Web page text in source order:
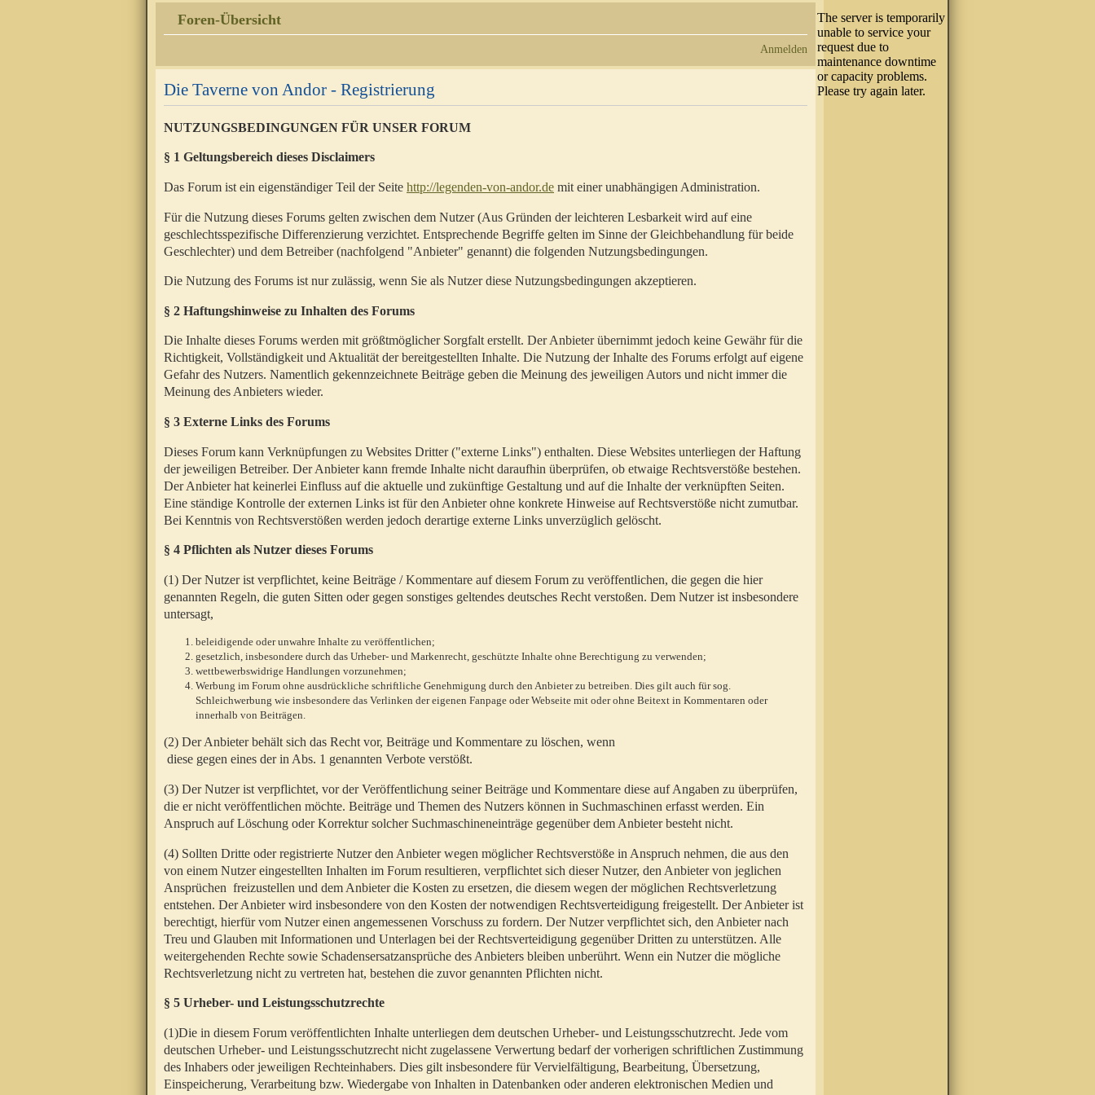
Foren-Übersicht
Anmelden
Die Taverne von Andor - Registrierung
NUTZUNGSBEDINGUNGEN FÜR UNSER FORUM
§ 1 Geltungsbereich dieses Disclaimers
Das Forum ist ein eigenständiger Teil der Seite http://legenden-von-andor.de mit einer unabhängigen Administration.
Für die Nutzung dieses Forums gelten zwischen dem Nutzer (Aus Gründen der leichteren Lesbarkeit wird auf eine
geschlechtsspezifische Differenzierung verzichtet. Entsprechende Begriffe gelten im Sinne der Gleichbehandlung für beide
Geschlechter) und dem Betreiber (nachfolgend "Anbieter" genannt) die folgenden Nutzungsbedingungen.
Die Nutzung des Forums ist nur zulässig, wenn Sie als Nutzer diese Nutzungsbedingungen akzeptieren.
§ 2 Haftungshinweise zu Inhalten des Forums
Die Inhalte dieses Forums werden mit größtmöglicher Sorgfalt erstellt. Der Anbieter übernimmt jedoch keine Gewähr für die
Richtigkeit, Vollständigkeit und Aktualität der bereitgestellten Inhalte. Die Nutzung der Inhalte des Forums erfolgt auf eigene
Gefahr des Nutzers. Namentlich gekennzeichnete Beiträge geben die Meinung des jeweiligen Autors und nicht immer die
Meinung des Anbieters wieder.
§ 3 Externe Links des Forums
Dieses Forum kann Verknüpfungen zu Websites Dritter ("externe Links") enthalten. Diese Websites unterliegen der Haftung
der jeweiligen Betreiber. Der Anbieter kann fremde Inhalte nicht daraufhin überprüfen, ob etwaige Rechtsverstöße bestehen.
Der Anbieter hat keinerlei Einfluss auf die aktuelle und zukünftige Gestaltung und auf die Inhalte der verknüpften Seiten.
Eine ständige Kontrolle der externen Links ist für den Anbieter ohne konkrete Hinweise auf Rechtsverstöße nicht zumutbar.
Bei Kenntnis von Rechtsverstößen werden jedoch derartige externe Links unverzüglich gelöscht.
§ 4 Pflichten als Nutzer dieses Forums
(1) Der Nutzer ist verpflichtet, keine Beiträge / Kommentare auf diesem Forum zu veröffentlichen, die gegen die hier
genannten Regeln, die guten Sitten oder gegen sonstiges geltendes deutsches Recht verstoßen. Dem Nutzer ist insbesondere
untersagt,
beleidigende oder unwahre Inhalte zu veröffentlichen;
gesetzlich, insbesondere durch das Urheber- und Markenrecht, geschützte Inhalte ohne Berechtigung zu verwenden;
wettbewerbswidrige Handlungen vorzunehmen;
Werbung im Forum ohne ausdrückliche schriftliche Genehmigung durch den Anbieter zu betreiben. Dies gilt auch für sog.
Schleichwerbung wie insbesondere das Verlinken der eigenen Fanpage oder Webseite mit oder ohne Beitext in Kommentaren oder
innerhalb von Beiträgen.
(2) Der Anbieter behält sich das Recht vor, Beiträge und Kommentare zu löschen, wenn
diese gegen eines der in Abs. 1 genannten Verbote verstößt.
(3) Der Nutzer ist verpflichtet, vor der Veröffentlichung seiner Beiträge und Kommentare diese auf Angaben zu überprüfen,
die er nicht veröffentlichen möchte. Beiträge und Themen des Nutzers können in Suchmaschinen erfasst werden. Ein
Anspruch auf Löschung oder Korrektur solcher Suchmaschineneinträge gegenüber dem Anbieter besteht nicht.
(4) Sollten Dritte oder registrierte Nutzer den Anbieter wegen möglicher Rechtsverstöße in Anspruch nehmen, die aus den
von einem Nutzer eingestellten Inhalten im Forum resultieren, verpflichtet sich dieser Nutzer, den Anbieter von jeglichen
Ansprüchen freizustellen und dem Anbieter die Kosten zu ersetzen, die diesem wegen der möglichen Rechtsverletzung
entstehen. Der Anbieter wird insbesondere von den Kosten der notwendigen Rechtsverteidigung freigestellt. Der Anbieter ist
berechtigt, hierfür vom Nutzer einen angemessenen Vorschuss zu fordern. Der Nutzer verpflichtet sich, den Anbieter nach
Treu und Glauben mit Informationen und Unterlagen bei der Rechtsverteidigung gegenüber Dritten zu unterstützen. Alle
weitergehenden Rechte sowie Schadensersatzansprüche des Anbieters bleiben unberührt. Wenn ein Nutzer die mögliche
Rechtsverletzung nicht zu vertreten hat, bestehen die zuvor genannten Pflichten nicht.
§ 5 Urheber- und Leistungsschutzrechte
(1)Die in diesem Forum veröffentlichten Inhalte unterliegen dem deutschen Urheber- und Leistungsschutzrecht. Jede vom
deutschen Urheber- und Leistungsschutzrecht nicht zugelassene Verwertung bedarf der vorherigen schriftlichen Zustimmung
des Inhabers oder jeweiligen Rechteinhabers. Dies gilt insbesondere für Vervielfältigung, Bearbeitung, Übersetzung,
Einspeicherung, Verarbeitung bzw. Wiedergabe von Inhalten in Datenbanken oder anderen elektronischen Medien und